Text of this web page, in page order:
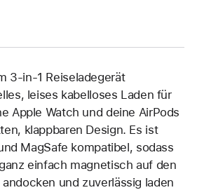
3-in-1 Reiseladegerät
leises kabelloses Laden für
Apple Watch und deine AirPods
klappbaren Design. Es ist
MagSafe kompatibel, sodass
einfach magnetisch auf den
und zuverlässig laden